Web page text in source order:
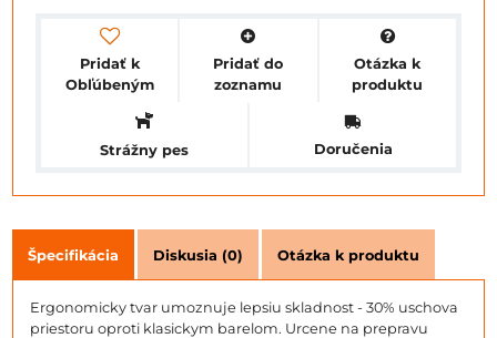
Pridať k
Obľúbeným
Pridať do
zoznamu
Otázka k
produktu
Strážny pes Doručenia
Špecifikácia Diskusia (0) Otázka k produktu
Ergonomicky tvar umoznuje lepsiu skladnost - 30% uschova
priestoru oproti klasickym barelom. Urcene na prepravu